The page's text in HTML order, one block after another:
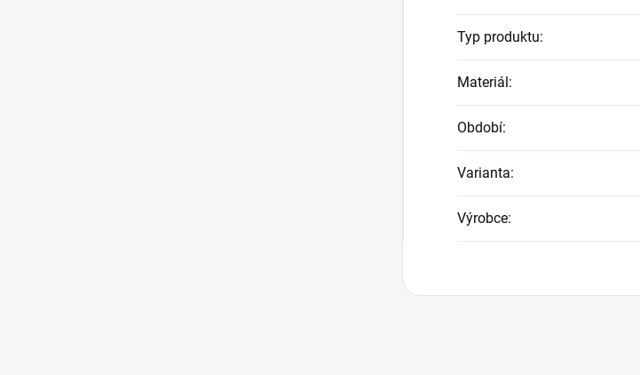
Typ produktu:
Materiál:
Období:
Varianta:
Výrobce: